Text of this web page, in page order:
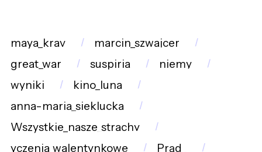
maya_krav
marcin_szwajcer
great_war
suspiria
niemy
wyniki
kino_luna
anna-maria_sieklucka
Wszystkie_nasze_strachy
yczenia_walentynkowe
Prąd_